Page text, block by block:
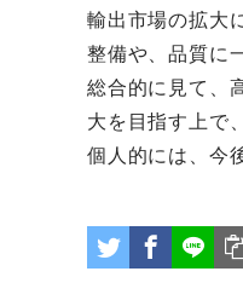
輸出市場の拡大
整備や、品質に
総合的に見て、
大を目指す上で
個人的には、今